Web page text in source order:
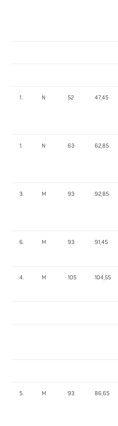
1. N 52 47,45
1. N 63 62,85
3. M 93 92,85
6. M 93 91,45
4. M 105 104,55
5. M 93 86,65